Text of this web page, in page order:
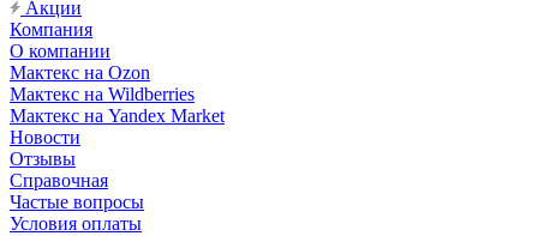
Акции
Компания
О компании
Мактекс на Ozon
Мактекс на Wildberries
Мактекс на Yandex Market
Новости
Отзывы
Справочная
Частые вопросы
Условия оплаты